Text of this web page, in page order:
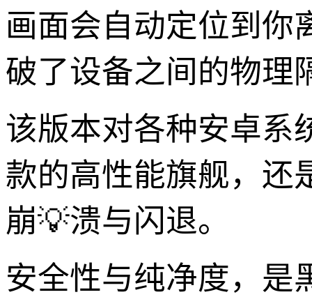
画面会自动定位到你
破了设备之间的物理
该版本对各种安卓系
款的高性能旗舰，还
崩💡溃与闪退。
安全性与纯净度，是